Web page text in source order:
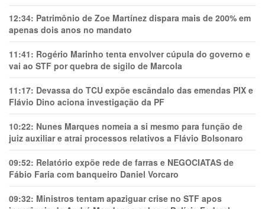
12:34: Patrimônio de Zoe Martínez dispara mais de 200% em
apenas dois anos no mandato
11:41: Rogério Marinho tenta envolver cúpula do governo e
vai ao STF por quebra de sigilo de Marcola
11:17: Devassa do TCU expõe escândalo das emendas PIX e
Flávio Dino aciona investigação da PF
10:22: Nunes Marques nomeia a si mesmo para função de
juiz auxiliar e atrai processos relativos a Flávio Bolsonaro
09:52: Relatório expõe rede de farras e NEGOCIATAS de
Fábio Faria com banqueiro Daniel Vorcaro
09:32: Ministros tentam apaziguar crise no STF apos